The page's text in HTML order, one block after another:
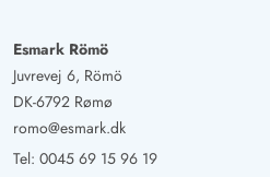
Esmark Römö
Juvrevej 6, Römö
DK-6792 Rømø
romo@esmark.dk
Tel: 0045 69 15 96 19